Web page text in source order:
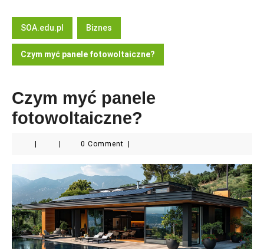
Button
SOA.edu.pl Biznes
Czym myć panele fotowoltaiczne?
Czym myć panele
fotowoltaiczne?
0 Comment